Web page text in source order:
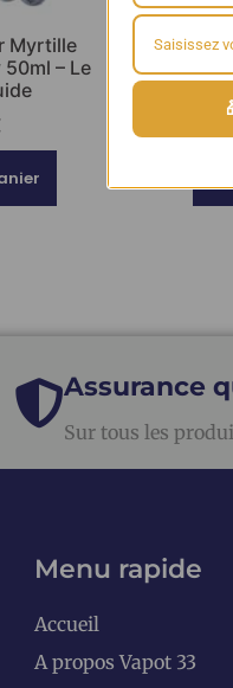
Myrtille
– Le
E-
Goyave
Assurance
Sur tous les
Menu rapide
Accueil
A propos Vapot 33